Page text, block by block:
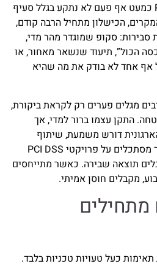
פרויקט תאימות ל־PCI DSS כמעט אף פעם לא נתקע בגלל סעיף
הכישלון מתחיל הרבה קודם,
סבירות: סקופ שמוגדר מהר מדי,
הכול”, תיעוד שנשאר מאחור, או
אף אחד לא בודק את מה שהיא
מגלים פערים רק לקראת ביקורת,
התקן עצמו ברור למדי, אך
דורש משמעת, שיתוף
פעולה ובקרה רציפה. כאשר מסתכלים על פרויקטי PCI DSS
תוצאה שבירה. כאשר מתייחסים
מקבלים חוסן אמיתי.
כעל טעויות טכניות בלבד.